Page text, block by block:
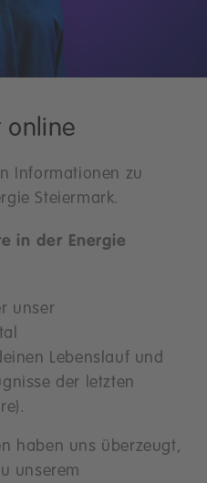
online
Informationen zu
Steiermark.
in der Energie
unser
Lebenslauf und
der letzten
haben uns überzeugt,
unserem